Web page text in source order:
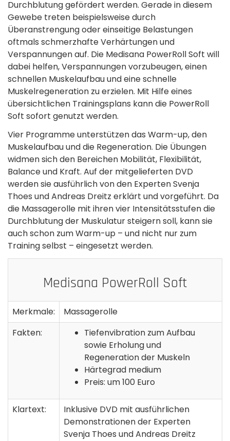
Durchblutung gefördert werden. Gerade in diesem
Gewebe treten beispielsweise durch
Überanstrengung oder einseitige Belastungen
oftmals schmerzhafte Verhärtungen und
Verspannungen auf. Die Medisana PowerRoll Soft will
dabei helfen, Verspannungen vorzubeugen, einen
schnellen Muskelaufbau und eine schnelle
Muskelregeneration zu erzielen. Mit Hilfe eines
übersichtlichen Trainingsplans kann die PowerRoll
Soft sofort genutzt werden.
Vier Programme unterstützen das Warm-up, den
Muskelaufbau und die Regeneration. Die Übungen
widmen sich den Bereichen Mobilität, Flexibilität,
Balance und Kraft. Auf der mitgelieferten DVD
werden sie ausführlich von den Experten Svenja
Thoes und Andreas Dreitz erklärt und vorgeführt. Da
die Massagerolle mit ihren vier Intensitätsstufen die
Durchblutung der Muskulatur steigern soll, kann sie
auch schon zum Warm-up – und nicht nur zum
Training selbst – eingesetzt werden.
Medisana PowerRoll Soft
Merkmale:
Massagerolle
Fakten:
Tiefenvibration zum Aufbau
sowie Erholung und
Regeneration der Muskeln
Härtegrad medium
Preis: um 100 Euro
Klartext:
Inklusive DVD mit ausführlichen
Demonstrationen der Experten
Svenja Thoes und Andreas Dreitz